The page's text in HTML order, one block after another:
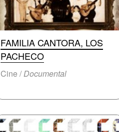
FAMILIA CANTORA, LOS
PACHECO
Cine /Documental